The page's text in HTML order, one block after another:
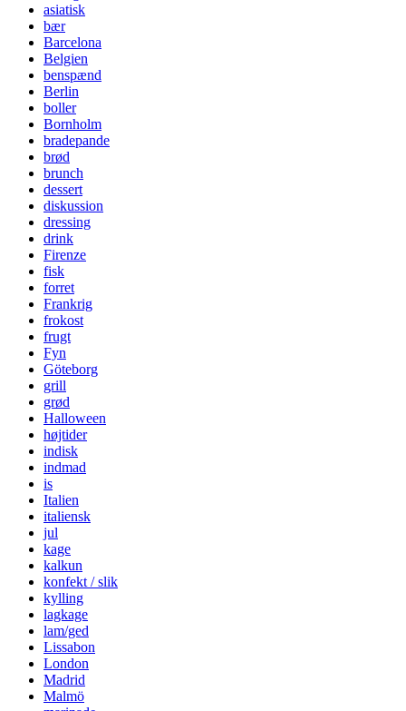
asiatisk
bær
Barcelona
Belgien
benspænd
Berlin
boller
Bornholm
bradepande
brød
brunch
dessert
diskussion
dressing
drink
Firenze
fisk
forret
Frankrig
frokost
frugt
Fyn
Göteborg
grill
grød
Halloween
højtider
indisk
indmad
is
Italien
italiensk
jul
kage
kalkun
konfekt / slik
kylling
lagkage
lam/ged
Lissabon
London
Madrid
Malmö